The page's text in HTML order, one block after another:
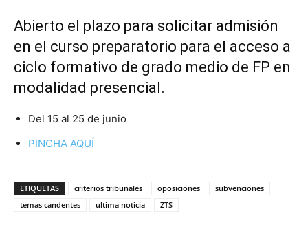
Abierto el plazo para solicitar admisión
en el curso preparatorio para el acceso a
ciclo formativo de grado medio de FP en
modalidad presencial.
Del 15 al 25 de junio
PINCHA AQUÍ
ETIQUETAS criterios tribunales oposiciones
subvenciones
temas candentes
ultima noticia ZTS